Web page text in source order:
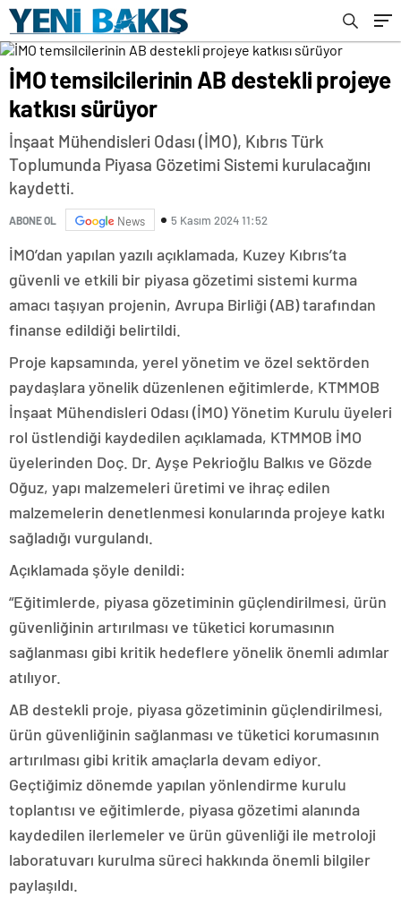
İMO temsilcilerinin AB destekli projeye
katkısı sürüyor
İnşaat Mühendisleri Odası (İMO), Kıbrıs Türk
Toplumunda Piyasa Gözetimi Sistemi kurulacağını
kaydetti.
ABONE OL News 5 Kasım 2024 11:52
İMO’dan yapılan yazılı açıklamada, Kuzey Kıbrıs’ta
güvenli ve etkili bir piyasa gözetimi sistemi kurma
amacı taşıyan projenin, Avrupa Birliği (AB) tarafından
finanse edildiği belirtildi.
Proje kapsamında, yerel yönetim ve özel sektörden
paydaşlara yönelik düzenlenen eğitimlerde, KTMMOB
İnşaat Mühendisleri Odası (İMO) Yönetim Kurulu üyeleri
rol üstlendiği kaydedilen açıklamada, KTMMOB İMO
üyelerinden Doç. Dr. Ayşe Pekrioğlu Balkıs ve Gözde
Oğuz, yapı malzemeleri üretimi ve ihraç edilen
malzemelerin denetlenmesi konularında projeye katkı
sağladığı vurgulandı.
Açıklamada şöyle denildi:
“Eğitimlerde, piyasa gözetiminin güçlendirilmesi, ürün
güvenliğinin artırılması ve tüketici korumasının
sağlanması gibi kritik hedeflere yönelik önemli adımlar
atılıyor.
AB destekli proje, piyasa gözetiminin güçlendirilmesi,
ürün güvenliğinin sağlanması ve tüketici korumasının
artırılması gibi kritik amaçlarla devam ediyor.
Geçtiğimiz dönemde yapılan yönlendirme kurulu
toplantısı ve eğitimlerde, piyasa gözetimi alanında
kaydedilen ilerlemeler ve ürün güvenliği ile metroloji
laboratuvarı kurulma süreci hakkında önemli bilgiler
paylaşıldı.